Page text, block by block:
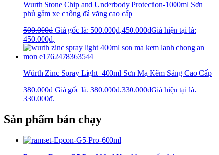
Wurth Stone Chip and Underbody Protection-1000ml Sơn
phủ gầm xe chống đá văng cao cấp
500.000₫ Giá gốc là: 500.000₫.450.000₫Giá hiện tại là:
450.000₫.
Würth Zinc Spray Light–400ml Sơn Mạ Kẽm Sáng Cao Cấp
380.000₫ Giá gốc là: 380.000₫.330.000₫Giá hiện tại là:
330.000₫.
Sản phẩm bán chạy